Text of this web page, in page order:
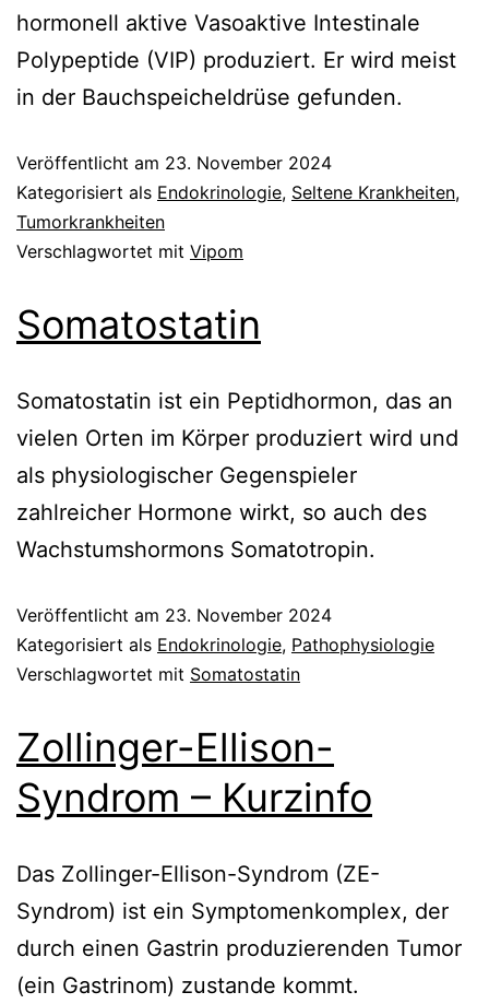
hormonell aktive Vasoaktive Intestinale
Polypeptide (VIP) produziert. Er wird meist
in der Bauchspeicheldrüse gefunden.
Veröffentlicht am 23. November 2024
Kategorisiert als Endokrinologie, Seltene Krankheiten,
Tumorkrankheiten
Verschlagwortet mit Vipom
Somatostatin
Somatostatin ist ein Peptidhormon, das an
vielen Orten im Körper produziert wird und
als physiologischer Gegenspieler
zahlreicher Hormone wirkt, so auch des
Wachstumshormons Somatotropin.
Veröffentlicht am 23. November 2024
Kategorisiert als Endokrinologie, Pathophysiologie
Verschlagwortet mit Somatostatin
Zollinger-Ellison-
Syndrom – Kurzinfo
Das Zollinger-Ellison-Syndrom (ZE-
Syndrom) ist ein Symptomenkomplex, der
durch einen Gastrin produzierenden Tumor
(ein Gastrinom) zustande kommt.